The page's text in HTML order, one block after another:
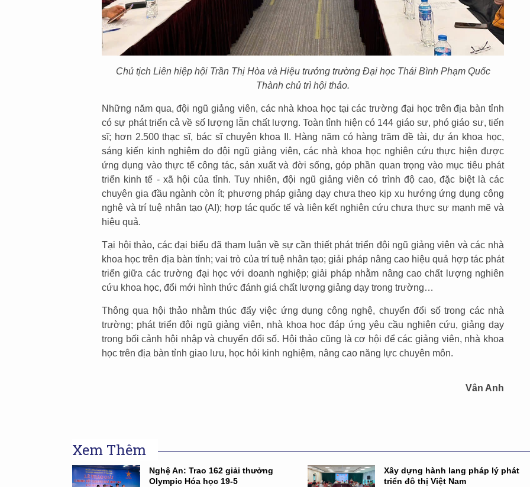
Chủ tịch Liên hiệp hội Trần Thị Hòa và Hiệu trưởng trường Đại học Thái Bình Phạm Quốc
Thành chủ trì hội thảo.
Những năm qua, đội ngũ giảng viên, các nhà khoa học tại các trường đại học trên địa bàn tỉnh
có sự phát triển cả về số lượng lẫn chất lượng. Toàn tỉnh hiện có 144 giáo sư, phó giáo sư, tiến
sĩ; hơn 2.500 thạc sĩ, bác sĩ chuyên khoa II. Hàng năm có hàng trăm đề tài, dự án khoa học,
sáng kiến kinh nghiệm do đội ngũ giảng viên, các nhà khoa học nghiên cứu thực hiện được
ứng dụng vào thực tế công tác, sản xuất và đời sống, góp phần quan trọng vào mục tiêu phát
triển kinh tế - xã hội của tỉnh. Tuy nhiên, đội ngũ giảng viên có trình độ cao, đặc biệt là các
chuyên gia đầu ngành còn ít; phương pháp giảng dạy chưa theo kịp xu hướng ứng dụng công
nghệ và trí tuệ nhân tạo (AI); hợp tác quốc tế và liên kết nghiên cứu chưa thực sự mạnh mẽ và
hiệu quả.
Tại hội thảo, các đại biểu đã tham luận về sự cần thiết phát triển đội ngũ giảng viên và các nhà
khoa học trên địa bàn tỉnh; vai trò của trí tuệ nhân tạo; giải pháp nâng cao hiệu quả hợp tác phát
triển giữa các trường đại học với doanh nghiệp; giải pháp nhằm nâng cao chất lượng nghiên
cứu khoa học, đổi mới hình thức đánh giá chất lượng giảng dạy trong trường…
Thông qua hội thảo nhằm thúc đẩy việc ứng dụng công nghệ, chuyển đổi số trong các nhà
trường; phát triển đội ngũ giảng viên, nhà khoa học đáp ứng yêu cầu nghiên cứu, giảng dạy
trong bối cảnh hội nhập và chuyển đổi số. Hội thảo cũng là cơ hội để các giảng viên, nhà khoa
học trên địa bàn tỉnh giao lưu, học hỏi kinh nghiệm, nâng cao năng lực chuyên môn.
Vân Anh
Xem Thêm
Nghệ An: Trao 162 giải thưởng
Olympic Hóa học 19-5
Xây dựng hành lang pháp lý phát
triển đô thị Việt Nam